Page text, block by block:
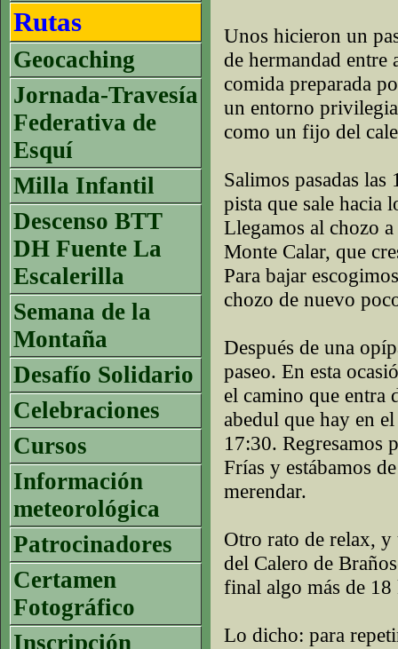
Rutas
Geocaching
Jornada-Travesía
Federativa de
Esquí
Milla Infantil
Descenso BTT
DH Fuente La
Escalerilla
Semana de la
Montaña
Desafío Solidario
Celebraciones
Cursos
Información
meteorológica
Patrocinadores
Certamen
Fotográfico
Inscripción
Unos hicieron un
de hermandad entre
comida preparada
un entorno
como un fijo del
Salimos pasadas
pista que sale hacia
Llegamos al chozo
Monte Calar, que
Para bajar
chozo de nuevo
Después de una
paseo. En esta
el camino que entra
abedul que hay en
17:30. Regresamos
Frías y estábamos
merendar.
Otro rato de relax,
del Calero de
final algo más de 18
Lo dicho: para